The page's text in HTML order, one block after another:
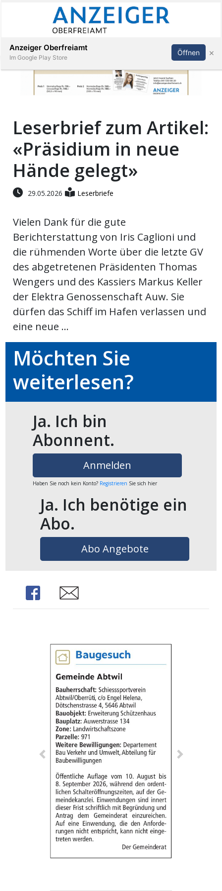
Veranstaltungen
Stellen
Paper
App
Auw
Auw:
offizielle
Mitteilungen
Abonnieren Anmelden
Leserbrief zum Artikel:
«Präsidium in neue
Hände gelegt»
29.05.2026 Leserbriefe
Vielen Dank für die gute
Berichterstattung von Iris Caglioni und
die rühmenden Worte über die letzte GV
des abgetretenen Präsidenten Thomas
Wengers und des Kassiers Markus Keller
der Elektra Genossenschaft Auw. Sie
dürfen das Schiff im Hafen verlassen und
eine neue ...
Möchten Sie
weiterlesen?
Ja. Ich bin
Abonnent.
Anmelden
Haben Sie noch kein Konto? Registrieren Sie sich hier
Ja. Ich benötige ein
Abo.
Abo Angebote
Share Share
Anzeiger Oberfreiamt
Im Google Play Store
Öffnen ×